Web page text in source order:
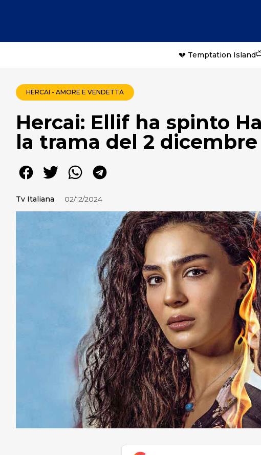
💔 Temptation Island
HERCAI - AMORE E VENDETTA
Hercai: Ellif ha spinto
la trama del 2
Tv Italiana 02/12/2024